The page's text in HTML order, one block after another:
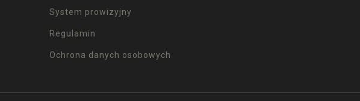
System prowizyjny
Regulamin
Ochrona danych osobowych